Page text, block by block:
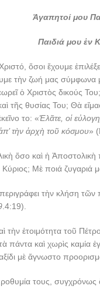
Ἀγαπητοί μου
Παιδιά μου ἐν
ὅσοι ἔχουμε
τὴν ζωή μας σύμφωνα
ὁ Χριστὸς δικούς
τῆς θυσίας Του; Θὰ
το: «Ἐλᾶτε, οἱ
τὴν ἀρχὴ τοῦ κόσμου»
ὅσο καὶ ἡ
Κύριος; Μὲ ποιά ζυγαριά
τὴν κλήση
.4:19).
τὴν ἑτοιμότητα τοῦ
πάντα καὶ χωρὶς καμία
μὲ ἄγνωστο
τους,